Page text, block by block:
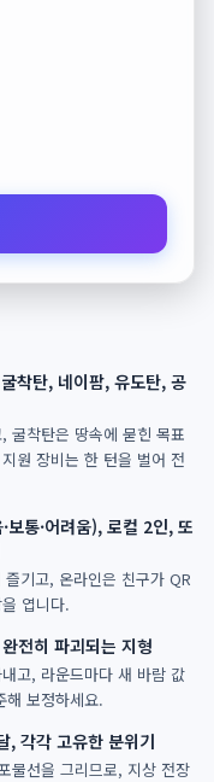
착탄, 네이팜, 유도탄, 공
굴착탄은 땅속에 묻힌 목표
원 장비는 한 턴을 벌어 전
통·어려움), 로컬 2인, 또
기고, 온라인은 친구가 QR
엽니다.
전히 파괴되는 지형
고, 라운드마다 새 바람 값
해 보정하세요.
, 각각 고유한 분위기
물선을 그리므로, 지상 전장